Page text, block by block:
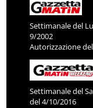
Settimanale del
9/2002
Autorizzazione
Settimanale del
del 4/10/2016